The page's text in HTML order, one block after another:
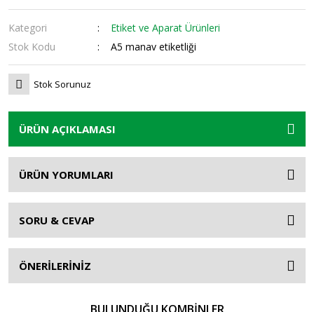
Kategori
Etiket ve Aparat Ürünleri
Stok Kodu
A5 manav etiketliği
Stok Sorunuz
ÜRÜN AÇIKLAMASI
ÜRÜN YORUMLARI
SORU & CEVAP
ÖNERİLERİNİZ